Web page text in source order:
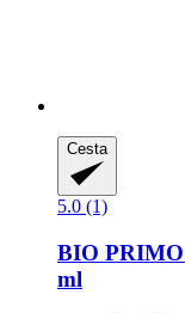
Cesta
5.0 (1)
BIO PRIMO
ml